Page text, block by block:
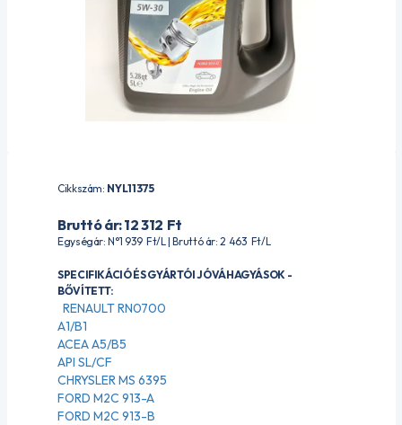
Cikkszám: NYL11375
Bruttó ár: 12 312 Ft
Egységár: N°1 939 Ft/L | Bruttó ár: 2 463 Ft/L
SPECIFIKÁCIÓ ÉS GYÁRTÓI JÓVÁHAGYÁSOK -
BŐVÍTETT:
RENAULT RN0700
A1/B1
ACEA A5/B5
API SL/CF
CHRYSLER MS 6395
FORD M2C 913-A
FORD M2C 913-B